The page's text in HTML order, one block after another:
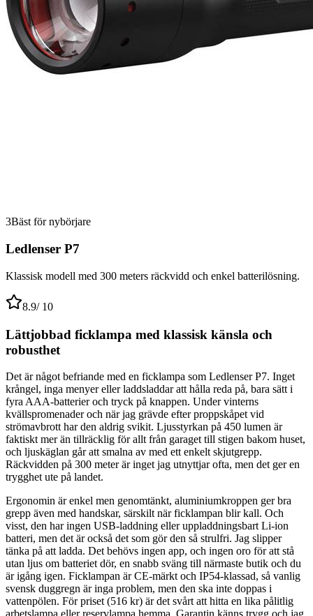
3Bäst för nybörjare
Ledlenser P7
Klassisk modell med 300 meters räckvidd och enkel batterilösning.
8.9/ 10
Lättjobbad ficklampa med klassisk känsla och
robusthet
Det är något befriande med en ficklampa som Ledlenser P7. Inget
krångel, inga menyer eller laddsladdar att hålla reda på, bara sätt i
fyra AAA-batterier och tryck på knappen. Under vinterns
kvällspromenader och när jag grävde efter proppskåpet vid
strömavbrott har den aldrig svikit. Ljusstyrkan på 450 lumen är
faktiskt mer än tillräcklig för allt från garaget till stigen bakom huset,
och ljuskäglan går att smalna av med ett enkelt skjutgrepp.
Räckvidden på 300 meter är inget jag utnyttjar ofta, men det ger en
trygghet ute på landet.
Ergonomin är enkel men genomtänkt, aluminiumkroppen ger bra
grepp även med handskar, särskilt när ficklampan blir kall. Och
visst, den har ingen USB-laddning eller uppladdningsbart Li-ion
batteri, men det är också det som gör den så strulfri. Jag slipper
tänka på att ladda. Det behövs ingen app, och ingen oro för att stå
utan ljus om batteriet dör, en snabb sväng till närmaste butik och du
är igång igen. Ficklampan är CE-märkt och IP54-klassad, så vanlig
svensk duggregn är inga problem, men den ska inte doppas i
vattenpölen. För priset (516 kr) är det svårt att hitta en lika pålitlig